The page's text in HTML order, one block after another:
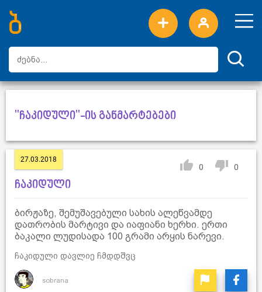
ახალი სიტყვები
ტოპ სიტყვები
დღის ტოპ სიტყვები
ტოპ მომხმარებლები
"ჩაკიდული"-ის განმარტებები
27.03.2018
0 0
ჩაკიდული
ბირჟაზე, შემუშავებული სახის ალეწვამდე
დათრობის მარტივი და იაფიანი ხერხი. ერთი
ბაკალი ლუდისადა 100 გრამი არყის ნარევი.
ჩაკიდული დავლიე ჩმდდშვც
sobrana